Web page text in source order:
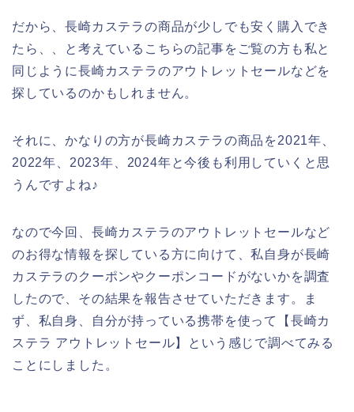
だから、長崎カステラの商品が少しでも安く購入でき
たら、、と考えているこちらの記事をご覧の方も私と
同じように長崎カステラのアウトレットセールなどを
探しているのかもしれません。
それに、かなりの方が長崎カステラの商品を2021年、
2022年、2023年、2024年と今後も利用していくと思
うんですよね♪
なので今回、長崎カステラのアウトレットセールなど
のお得な情報を探している方に向けて、私自身が長崎
カステラのクーポンやクーポンコードがないかを調査
したので、その結果を報告させていただきます。ま
ず、私自身、自分が持っている携帯を使って【長崎カ
ステラ アウトレットセール】という感じで調べてみる
ことにしました。